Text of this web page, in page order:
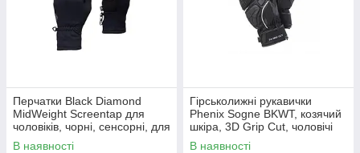
Перчатки Black Diamond
MidWeight Screentap для
чоловіків, чорні, сенсорні, для
бігу та прогулянок.
В наявності
Гірськолижні рукавички
Phenix Sogne BKWT, козячий
шкіра, 3D Grip Cut, чоловічі
В наявності